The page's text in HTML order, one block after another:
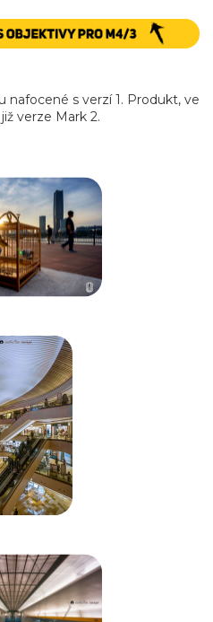
nafocené s verzí 1. Produkt, ve
verze Mark 2.